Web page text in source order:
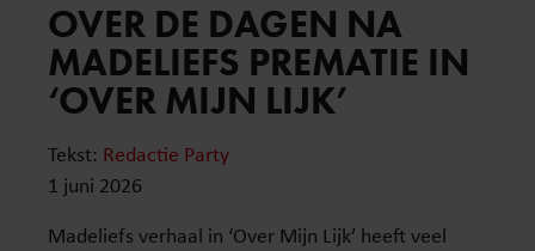
OVER DE DAGEN NA
MADELIEFS PREMATIE IN
‘OVER MIJN LIJK’
Tekst: Redactie Party
1 juni 2026
Madeliefs verhaal in ‘Over Mijn Lijk’ heeft veel